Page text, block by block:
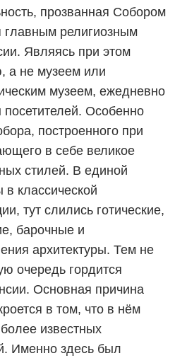
прозванная Собором
религиозным
Являясь при этом
а не музеем или
музеем, ежедневно
Особенно
построенного при
в себе великое
стилей. В единой
классической
тут слились готические,
барочные и
архитектуры. Тем не
очередь гордится
Основная причина
в том, что в нём
известных
Именно здесь был